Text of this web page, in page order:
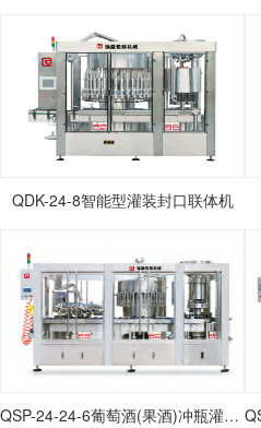
QDK-24-8智能型灌装封口联体机
QSP-24-24-6葡萄酒(果酒)冲瓶灌装打塞联体机